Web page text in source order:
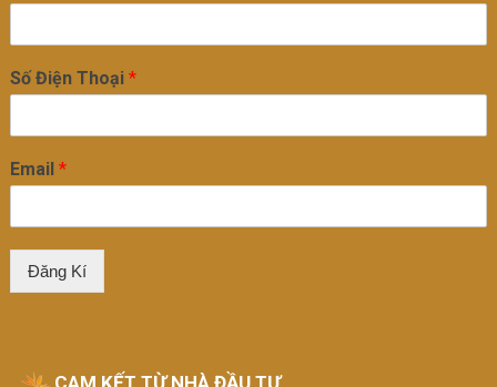
Số Điện Thoại *
Email *
Đăng Kí